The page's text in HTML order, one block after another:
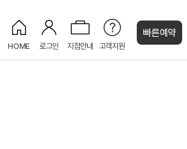
켄싱턴 캐시
HOME 로그인 지점안내 고객지원
빠른예약